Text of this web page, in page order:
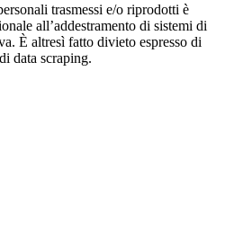
trasmessi e/o riprodotti è
all’addestramento di sistemi di
È altresì fatto divieto espresso di
data scraping.